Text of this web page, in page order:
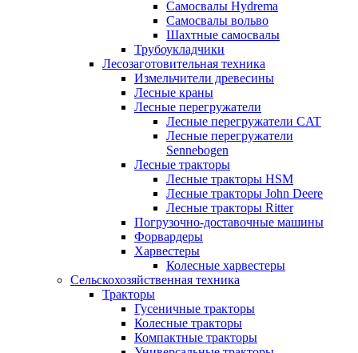
Самосвалы Hydrema
Самосвалы вольво
Шахтные самосвалы
Трубоукладчики
Лесозаготовительная техника
Измельчители древесины
Лесные краны
Лесные перегружатели
Лесные перегружатели CAT
Лесные перегружатели
Sennebogen
Лесные тракторы
Лесные тракторы HSM
Лесные тракторы John Deere
Лесные тракторы Ritter
Погрузочно-доставочные машины
Форвардеры
Харвестеры
Колесные харвестеры
Сельскохозяйственная техника
Тракторы
Гусеничные тракторы
Колесные тракторы
Компактные тракторы